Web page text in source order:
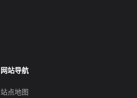
网站导航
站点地图